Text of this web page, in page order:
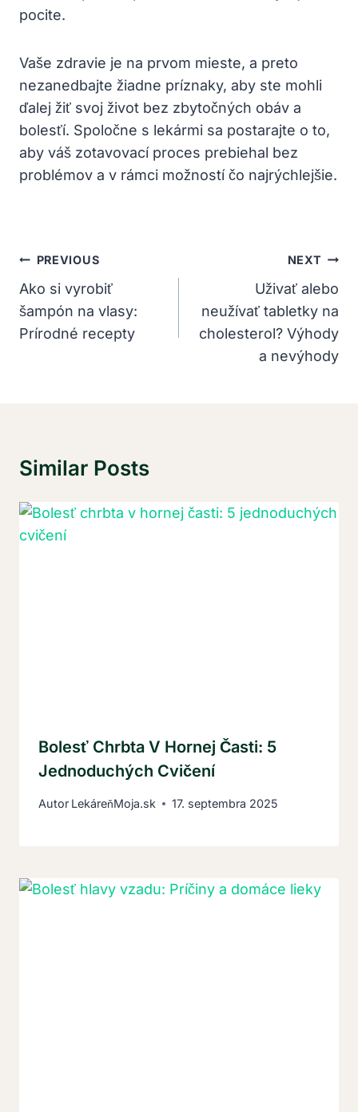
pocite.
Vaše zdravie je na prvom mieste, a preto
nezanedbajte žiadne príznaky, aby ste mohli
ďalej žiť svoj život bez zbytočných obáv a
bolesťí. Spoločne s lekármi sa postarajte o to,
aby váš zotavovací proces prebiehal bez
problémov a v rámci možností čo najrýchlejšie.
Navigácia
V
Článku
PREVIOUS
Ako si vyrobiť
šampón na vlasy:
Prírodné recepty
NEXT
Uživať alebo
neužívať tabletky na
cholesterol? Výhody
a nevýhody
Similar Posts
Bolesť Chrbta V Hornej Časti: 5
Jednoduchých Cvičení
Autor LekáreňMoja.sk 17. septembra 2025